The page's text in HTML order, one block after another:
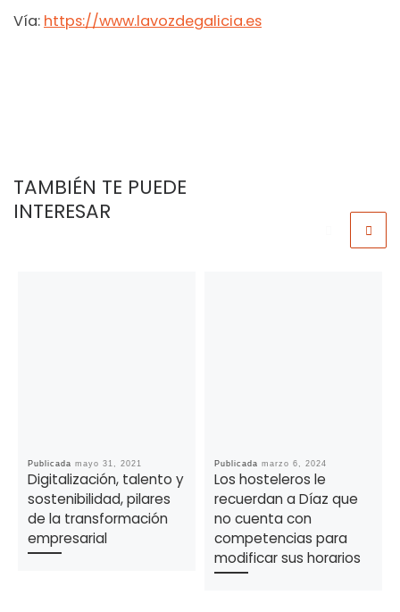
Vía: https://www.lavozdegalicia.es
TAMBIÉN TE PUEDE
INTERESAR
Publicada mayo 31, 2021
Digitalización, talento y
sostenibilidad, pilares
de la transformación
empresarial
Publicada marzo 6, 2024
Los hosteleros le
recuerdan a Díaz que
no cuenta con
competencias para
modificar sus horarios